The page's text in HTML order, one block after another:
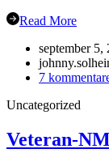
Read More
september 5,
7
Uncategorized
Veteran-